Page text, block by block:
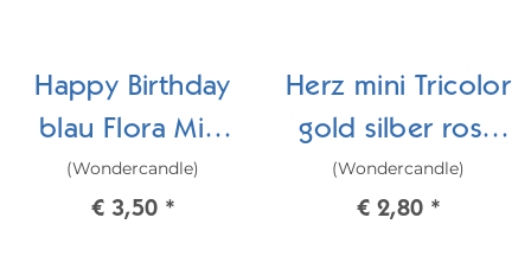
Happy Birthday
blau Flora Mini
Wondercard
(Wondercandle)
€ 3,50 *
Herz mini Tricolor
gold silber rosé
Wondercandle®
mini
(Wondercandle)
€ 2,80 *